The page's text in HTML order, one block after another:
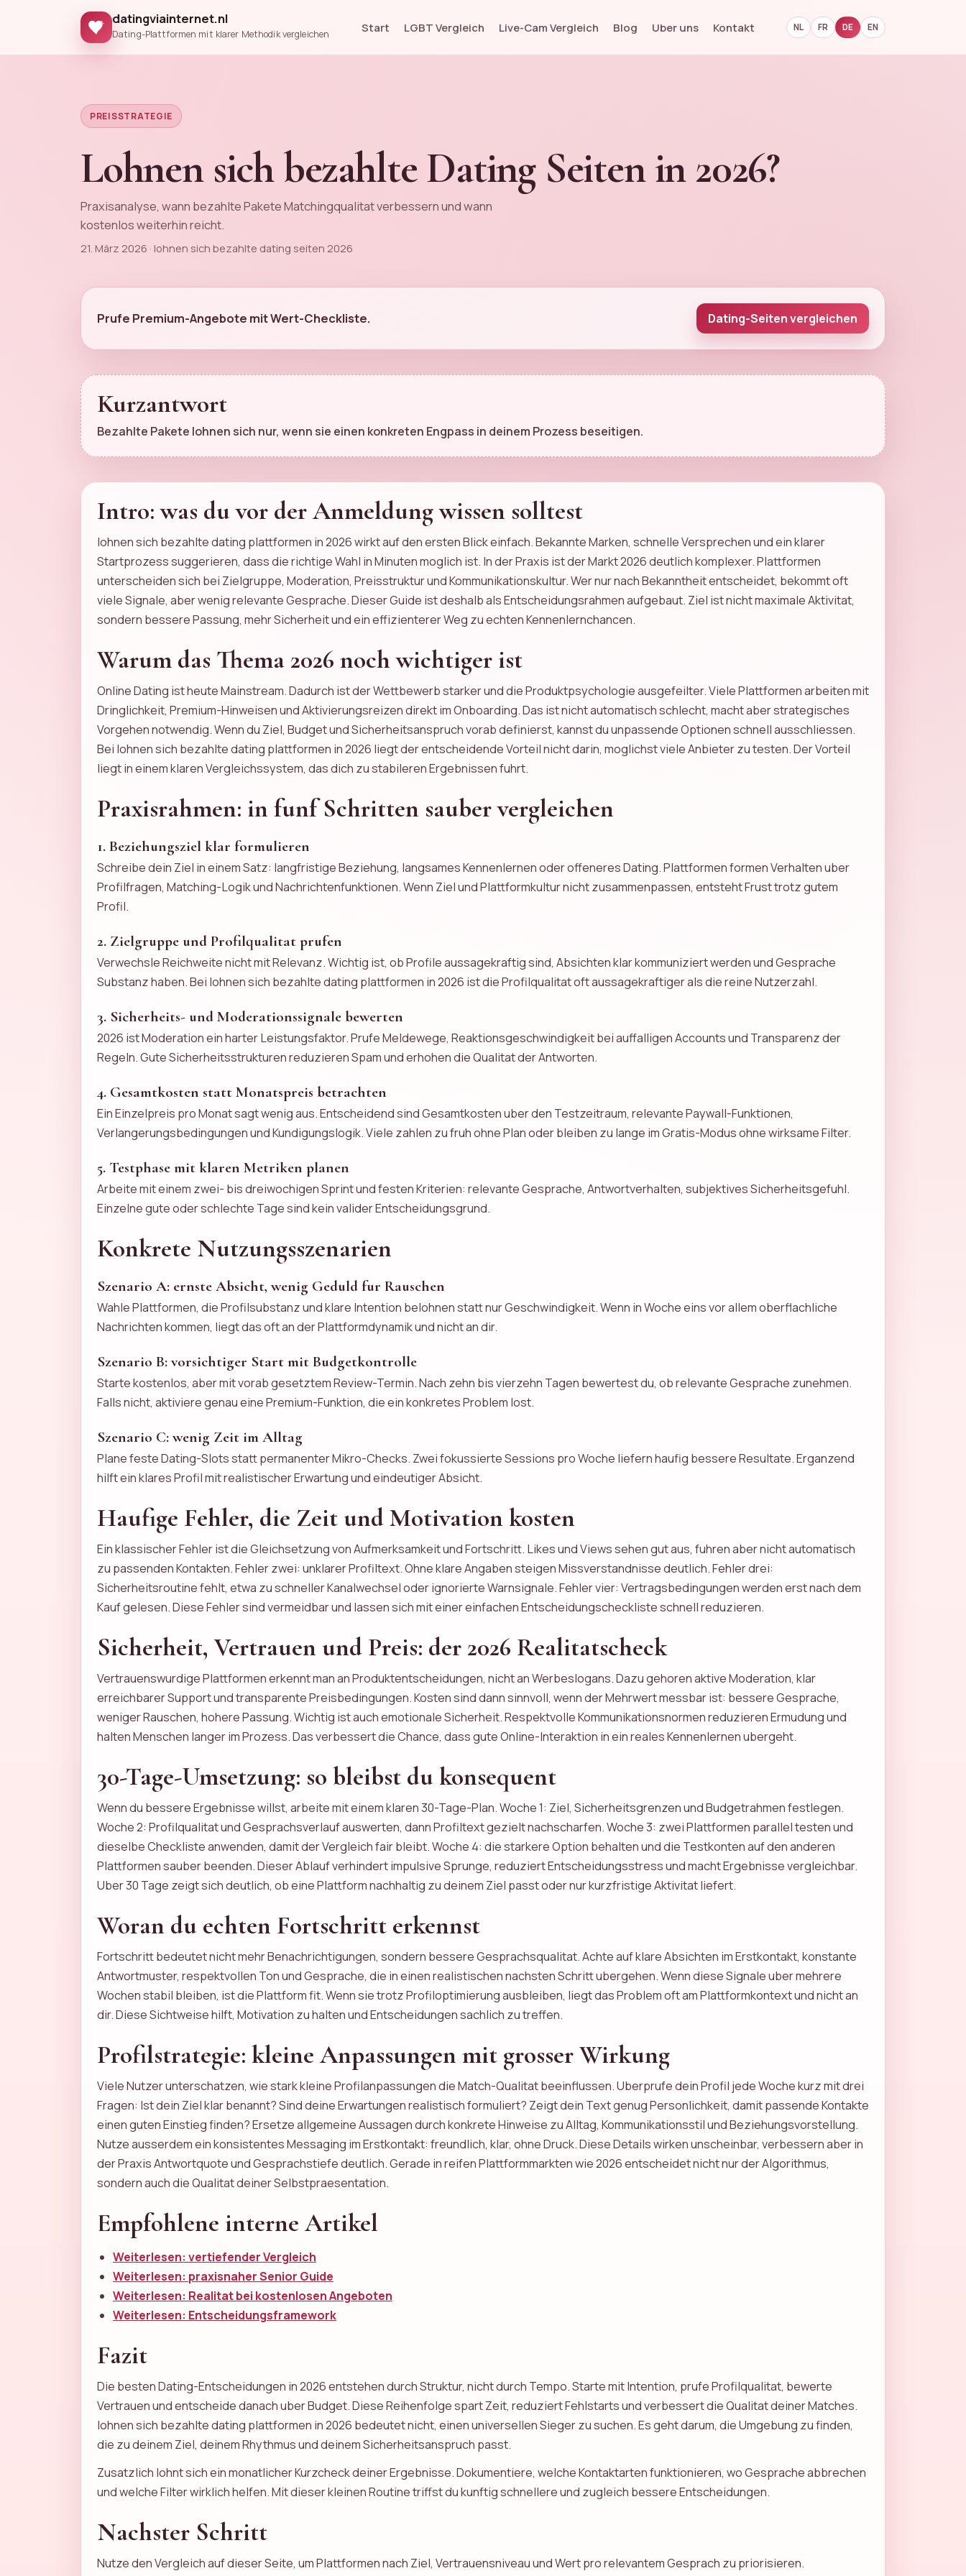
datingviainternet.nl
Dating-Plattformen mit klarer Methodik vergleichen Start LGBT Vergleich Live-Cam Vergleich Blog Uber uns Kontakt NL FR DE EN
PREISSTRATEGIE
Lohnen sich bezahlte Dating Seiten in 2026?
Praxisanalyse, wann bezahlte Pakete Matchingqualitat verbessern und wann
kostenlos weiterhin reicht.
21. März 2026 · lohnen sich bezahlte dating seiten 2026
Prufe Premium-Angebote mit Wert-Checkliste. Dating-Seiten vergleichen
Kurzantwort
Bezahlte Pakete lohnen sich nur, wenn sie einen konkreten Engpass in deinem Prozess beseitigen.
Intro: was du vor der Anmeldung wissen solltest
lohnen sich bezahlte dating plattformen in 2026 wirkt auf den ersten Blick einfach. Bekannte Marken, schnelle Versprechen und ein klarer
Startprozess suggerieren, dass die richtige Wahl in Minuten moglich ist. In der Praxis ist der Markt 2026 deutlich komplexer. Plattformen
unterscheiden sich bei Zielgruppe, Moderation, Preisstruktur und Kommunikationskultur. Wer nur nach Bekanntheit entscheidet, bekommt oft
viele Signale, aber wenig relevante Gesprache. Dieser Guide ist deshalb als Entscheidungsrahmen aufgebaut. Ziel ist nicht maximale Aktivitat,
sondern bessere Passung, mehr Sicherheit und ein effizienterer Weg zu echten Kennenlernchancen.
Warum das Thema 2026 noch wichtiger ist
Online Dating ist heute Mainstream. Dadurch ist der Wettbewerb starker und die Produktpsychologie ausgefeilter. Viele Plattformen arbeiten mit
Dringlichkeit, Premium-Hinweisen und Aktivierungsreizen direkt im Onboarding. Das ist nicht automatisch schlecht, macht aber strategisches
Vorgehen notwendig. Wenn du Ziel, Budget und Sicherheitsanspruch vorab definierst, kannst du unpassende Optionen schnell ausschliessen.
Bei lohnen sich bezahlte dating plattformen in 2026 liegt der entscheidende Vorteil nicht darin, moglichst viele Anbieter zu testen. Der Vorteil
liegt in einem klaren Vergleichssystem, das dich zu stabileren Ergebnissen fuhrt.
Praxisrahmen: in funf Schritten sauber vergleichen
1. Beziehungsziel klar formulieren
Schreibe dein Ziel in einem Satz: langfristige Beziehung, langsames Kennenlernen oder offeneres Dating. Plattformen formen Verhalten uber
Profilfragen, Matching-Logik und Nachrichtenfunktionen. Wenn Ziel und Plattformkultur nicht zusammenpassen, entsteht Frust trotz gutem
Profil.
2. Zielgruppe und Profilqualitat prufen
Verwechsle Reichweite nicht mit Relevanz. Wichtig ist, ob Profile aussagekraftig sind, Absichten klar kommuniziert werden und Gesprache
Substanz haben. Bei lohnen sich bezahlte dating plattformen in 2026 ist die Profilqualitat oft aussagekraftiger als die reine Nutzerzahl.
3. Sicherheits- und Moderationssignale bewerten
2026 ist Moderation ein harter Leistungsfaktor. Prufe Meldewege, Reaktionsgeschwindigkeit bei auffalligen Accounts und Transparenz der
Regeln. Gute Sicherheitsstrukturen reduzieren Spam und erhohen die Qualitat der Antworten.
4. Gesamtkosten statt Monatspreis betrachten
Ein Einzelpreis pro Monat sagt wenig aus. Entscheidend sind Gesamtkosten uber den Testzeitraum, relevante Paywall-Funktionen,
Verlangerungsbedingungen und Kundigungslogik. Viele zahlen zu fruh ohne Plan oder bleiben zu lange im Gratis-Modus ohne wirksame Filter.
5. Testphase mit klaren Metriken planen
Arbeite mit einem zwei- bis dreiwochigen Sprint und festen Kriterien: relevante Gesprache, Antwortverhalten, subjektives Sicherheitsgefuhl.
Einzelne gute oder schlechte Tage sind kein valider Entscheidungsgrund.
Konkrete Nutzungsszenarien
Szenario A: ernste Absicht, wenig Geduld fur Rauschen
Wahle Plattformen, die Profilsubstanz und klare Intention belohnen statt nur Geschwindigkeit. Wenn in Woche eins vor allem oberflachliche
Nachrichten kommen, liegt das oft an der Plattformdynamik und nicht an dir.
Szenario B: vorsichtiger Start mit Budgetkontrolle
Starte kostenlos, aber mit vorab gesetztem Review-Termin. Nach zehn bis vierzehn Tagen bewertest du, ob relevante Gesprache zunehmen.
Falls nicht, aktiviere genau eine Premium-Funktion, die ein konkretes Problem lost.
Szenario C: wenig Zeit im Alltag
Plane feste Dating-Slots statt permanenter Mikro-Checks. Zwei fokussierte Sessions pro Woche liefern haufig bessere Resultate. Erganzend
hilft ein klares Profil mit realistischer Erwartung und eindeutiger Absicht.
Haufige Fehler, die Zeit und Motivation kosten
Ein klassischer Fehler ist die Gleichsetzung von Aufmerksamkeit und Fortschritt. Likes und Views sehen gut aus, fuhren aber nicht automatisch
zu passenden Kontakten. Fehler zwei: unklarer Profiltext. Ohne klare Angaben steigen Missverstandnisse deutlich. Fehler drei:
Sicherheitsroutine fehlt, etwa zu schneller Kanalwechsel oder ignorierte Warnsignale. Fehler vier: Vertragsbedingungen werden erst nach dem
Kauf gelesen. Diese Fehler sind vermeidbar und lassen sich mit einer einfachen Entscheidungscheckliste schnell reduzieren.
Sicherheit, Vertrauen und Preis: der 2026 Realitatscheck
Vertrauenswurdige Plattformen erkennt man an Produktentscheidungen, nicht an Werbeslogans. Dazu gehoren aktive Moderation, klar
erreichbarer Support und transparente Preisbedingungen. Kosten sind dann sinnvoll, wenn der Mehrwert messbar ist: bessere Gesprache,
weniger Rauschen, hohere Passung. Wichtig ist auch emotionale Sicherheit. Respektvolle Kommunikationsnormen reduzieren Ermudung und
halten Menschen langer im Prozess. Das verbessert die Chance, dass gute Online-Interaktion in ein reales Kennenlernen ubergeht.
30-Tage-Umsetzung: so bleibst du konsequent
Wenn du bessere Ergebnisse willst, arbeite mit einem klaren 30-Tage-Plan. Woche 1: Ziel, Sicherheitsgrenzen und Budgetrahmen festlegen.
Woche 2: Profilqualitat und Gesprachsverlauf auswerten, dann Profiltext gezielt nachscharfen. Woche 3: zwei Plattformen parallel testen und
dieselbe Checkliste anwenden, damit der Vergleich fair bleibt. Woche 4: die starkere Option behalten und die Testkonten auf den anderen
Plattformen sauber beenden. Dieser Ablauf verhindert impulsive Sprunge, reduziert Entscheidungsstress und macht Ergebnisse vergleichbar.
Uber 30 Tage zeigt sich deutlich, ob eine Plattform nachhaltig zu deinem Ziel passt oder nur kurzfristige Aktivitat liefert.
Woran du echten Fortschritt erkennst
Fortschritt bedeutet nicht mehr Benachrichtigungen, sondern bessere Gesprachsqualitat. Achte auf klare Absichten im Erstkontakt, konstante
Antwortmuster, respektvollen Ton und Gesprache, die in einen realistischen nachsten Schritt ubergehen. Wenn diese Signale uber mehrere
Wochen stabil bleiben, ist die Plattform fit. Wenn sie trotz Profiloptimierung ausbleiben, liegt das Problem oft am Plattformkontext und nicht an
dir. Diese Sichtweise hilft, Motivation zu halten und Entscheidungen sachlich zu treffen.
Profilstrategie: kleine Anpassungen mit grosser Wirkung
Viele Nutzer unterschatzen, wie stark kleine Profilanpassungen die Match-Qualitat beeinflussen. Uberprufe dein Profil jede Woche kurz mit drei
Fragen: Ist dein Ziel klar benannt? Sind deine Erwartungen realistisch formuliert? Zeigt dein Text genug Personlichkeit, damit passende Kontakte
einen guten Einstieg finden? Ersetze allgemeine Aussagen durch konkrete Hinweise zu Alltag, Kommunikationsstil und Beziehungsvorstellung.
Nutze ausserdem ein konsistentes Messaging im Erstkontakt: freundlich, klar, ohne Druck. Diese Details wirken unscheinbar, verbessern aber in
der Praxis Antwortquote und Gesprachstiefe deutlich. Gerade in reifen Plattformmarkten wie 2026 entscheidet nicht nur der Algorithmus,
sondern auch die Qualitat deiner Selbstpraesentation.
Empfohlene interne Artikel
Weiterlesen: vertiefender Vergleich
Weiterlesen: praxisnaher Senior Guide
Weiterlesen: Realitat bei kostenlosen Angeboten
Weiterlesen: Entscheidungsframework
Fazit
Die besten Dating-Entscheidungen in 2026 entstehen durch Struktur, nicht durch Tempo. Starte mit Intention, prufe Profilqualitat, bewerte
Vertrauen und entscheide danach uber Budget. Diese Reihenfolge spart Zeit, reduziert Fehlstarts und verbessert die Qualitat deiner Matches.
lohnen sich bezahlte dating plattformen in 2026 bedeutet nicht, einen universellen Sieger zu suchen. Es geht darum, die Umgebung zu finden,
die zu deinem Ziel, deinem Rhythmus und deinem Sicherheitsanspruch passt.
Zusatzlich lohnt sich ein monatlicher Kurzcheck deiner Ergebnisse. Dokumentiere, welche Kontaktarten funktionieren, wo Gesprache abbrechen
und welche Filter wirklich helfen. Mit dieser kleinen Routine triffst du kunftig schnellere und zugleich bessere Entscheidungen.
Nachster Schritt
Nutze den Vergleich auf dieser Seite, um Plattformen nach Ziel, Vertrauensniveau und Wert pro relevantem Gesprach zu priorisieren.